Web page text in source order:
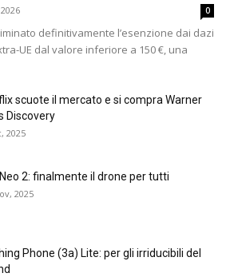
0
definitivamente l’esenzione dai dazi
UE dal valore inferiore a 150 €, una
scuote il mercato e si compra Warner
Discovery
2025
2: finalmente il drone per tutti
2025
Phone (3a) Lite: per gli irriducibili del